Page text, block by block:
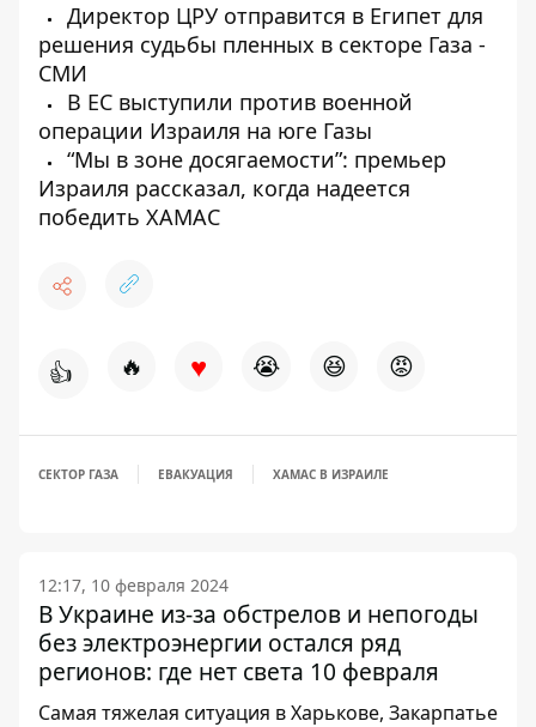
Директор ЦРУ отправится в Египет для
решения судьбы пленных в секторе Газа -
СМИ
В ЕС выступили против военной
операции Израиля на юге Газы
“Мы в зоне досягаемости”: премьер
Израиля рассказал, когда надеется
победить ХАМАС
👍 🔥 ♥ 😭 😆 😡
СЕКТОР ГАЗА ЕВАКУАЦИЯ ХАМАС В ИЗРАИЛЕ
12:17, 10 февраля 2024
В Украине из-за обстрелов и непогоды
без электроэнергии остался ряд
регионов: где нет света 10 февраля
Самая тяжелая ситуация в Харькове, Закарпатье